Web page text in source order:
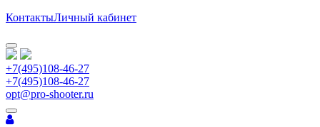
КонтактыЛичный кабинет
+7(495)108-46-27
+7(495)108-46-27
opt@pro-shooter.ru